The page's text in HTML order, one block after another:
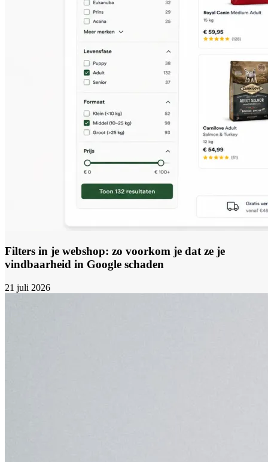
Filters in je webshop: zo voorkom je dat ze je
vindbaarheid in Google schaden
21 juli 2026